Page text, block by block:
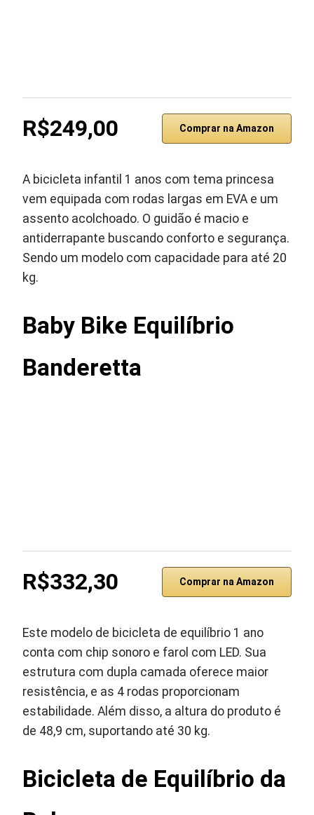
R$249,00 Comprar na Amazon
A bicicleta infantil 1 anos com tema princesa
vem equipada com rodas largas em EVA e um
assento acolchoado. O guidão é macio e
antiderrapante buscando conforto e segurança.
Sendo um modelo com capacidade para até 20
kg.
Baby Bike Equilíbrio
Banderetta
R$332,30 Comprar na Amazon
Este modelo de bicicleta de equilíbrio 1 ano
conta com chip sonoro e farol com LED. Sua
estrutura com dupla camada oferece maior
resistência, e as 4 rodas proporcionam
estabilidade. Além disso, a altura do produto é
de 48,9 cm, suportando até 30 kg.
Bicicleta de Equilíbrio da